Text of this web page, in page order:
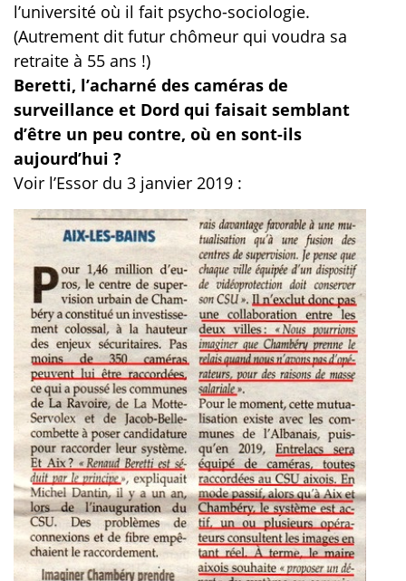
l’université où il fait psycho-sociologie.
(Autrement dit futur chômeur qui voudra sa
retraite à 55 ans !)
Beretti, l’acharné des caméras de
surveillance et Dord qui faisait semblant
d’être un peu contre, où en sont-ils
aujourd’hui ?
Voir l’Essor du 3 janvier 2019 :